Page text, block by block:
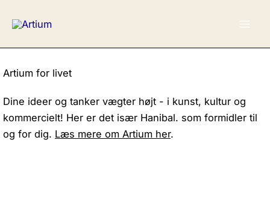
Artium for livet
Dine ideer og tanker vægter højt - i kunst, kultur og
kommercielt! Her er det især Hanibal. som formidler til
og for dig. Læs mere om Artium her.